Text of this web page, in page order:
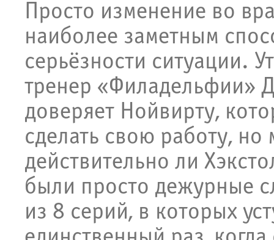
Просто изменение во
наиболее заметным
серьёзности ситуации.
тренер «Филадельфии»
доверяет Нойвирту,
сделать свою работу, но
действительно ли
были просто дежурные
из 8 серий, в которых